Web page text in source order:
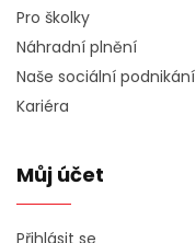
Pro školky
Náhradní plnění
Naše sociální podnikání
Kariéra
Můj účet
Přihlásit se